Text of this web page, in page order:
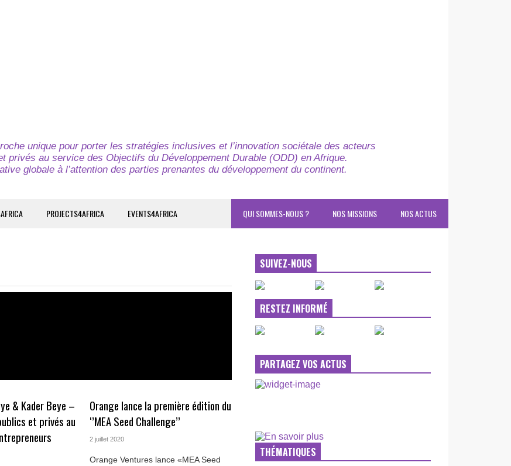
unique pour porter les stratégies inclusives et l’innovation sociétale des acteurs
privés au service des Objectifs du Développement Durable (ODD) en Afrique.
globale à l’attention des parties prenantes du développement du continent.
PROJECTS4AFRICA EVENTS4AFRICA NOS ACTUS
NOS MISSIONS
QUI SOMMES-NOUS ?
& Kader Beye –
et privés au
Orange lance la première édition du
‘’MEA Seed Challenge’’
2 juillet 2020
Orange Ventures lance «MEA Seed
SUIVEZ-NOUS
RESTEZ INFORMÉ
PARTAGEZ VOS ACTUS
THÉMATIQUES